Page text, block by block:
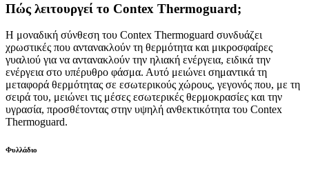
Πώς λειτουργεί το Contex Thermoguard;
Η μοναδική σύνθεση του Contex Thermoguard συνδυάζει
χρωστικές που αντανακλούν τη θερμότητα και μικροσφαίρες
γυαλιού για να αντανακλούν την ηλιακή ενέργεια, ειδικά την
ενέργεια στο υπέρυθρο φάσμα. Αυτό μειώνει σημαντικά τη
μεταφορά θερμότητας σε εσωτερικούς χώρους, γεγονός που, με τη
σειρά του, μειώνει τις μέσες εσωτερικές θερμοκρασίες και την
υγρασία, προσθέτοντας στην υψηλή ανθεκτικότητα του Contex
Thermoguard.
Φυλλάδιο